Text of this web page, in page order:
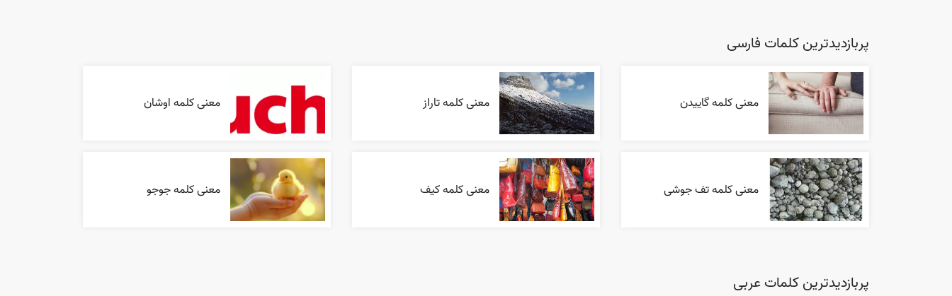
پربازدیدترین کلمات فارسی
معنی کلمه گاییدن معنی کلمه تاراز معنی کلمه اوشان
معنی کلمه تف جوشی معنی کلمه کیف معنی کلمه جوجو
پربازدیدترین کلمات عربی